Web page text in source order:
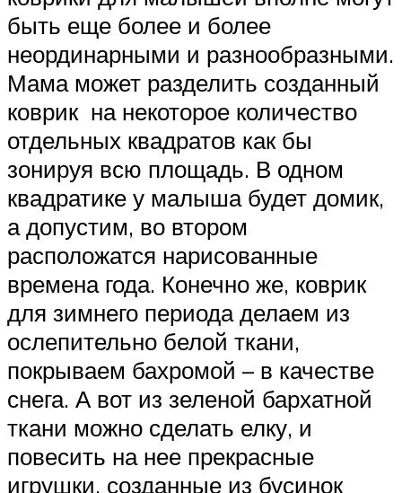
быть еще более и более
неординарными и разнообразными.
Мама может разделить созданный
коврик на некоторое количество
отдельных квадратов как бы
зонируя всю площадь. В одном
квадратике у малыша будет домик,
а допустим, во втором
расположатся нарисованные
времена года. Конечно же, коврик
для зимнего периода делаем из
ослепительно белой ткани,
покрываем бахромой – в качестве
снега. А вот из зеленой бархатной
ткани можно сделать елку, и
повесить на нее прекрасные
игрушки, созданные из бусинок